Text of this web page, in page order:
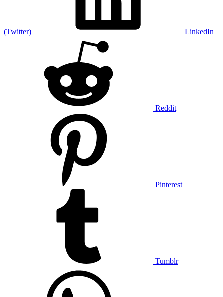
(Twitter) LinkedIn
Reddit
Pinterest
Tumblr